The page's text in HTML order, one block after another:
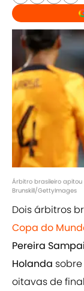
Árbitro brasileiro
Brunskill/GettyImages
Dois árbitros
Copa do
Pereira
Holanda
oitavas de